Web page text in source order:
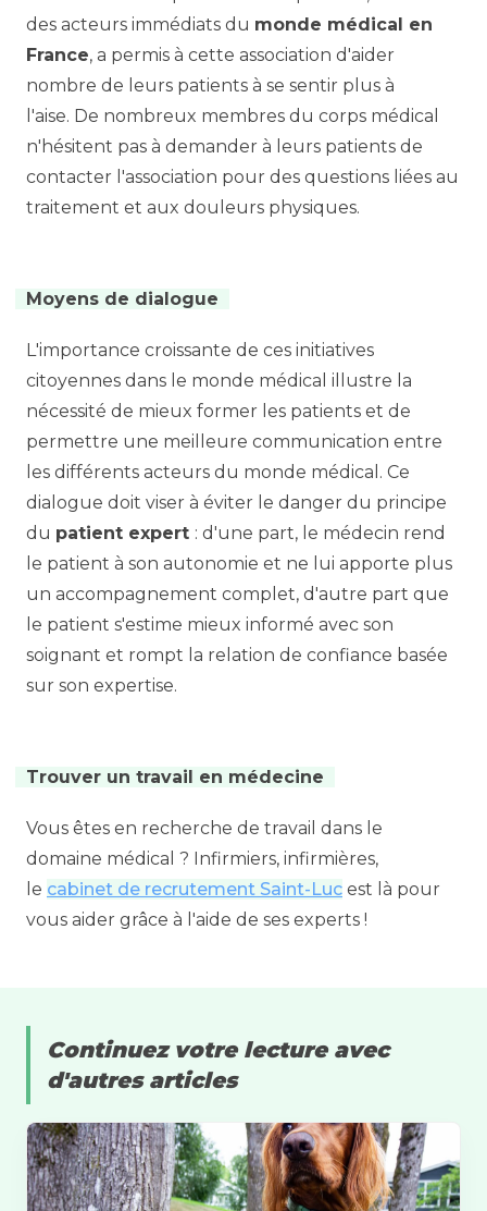
des acteurs immédiats du monde médical en
France, a permis à cette association d'aider
nombre de leurs patients à se sentir plus à
l'aise. De nombreux membres du corps médical
n'hésitent pas à demander à leurs patients de
contacter l'association pour des questions liées au
traitement et aux douleurs physiques.
Moyens de dialogue
L'importance croissante de ces initiatives
citoyennes dans le monde médical illustre la
nécessité de mieux former les patients et de
permettre une meilleure communication entre
les différents acteurs du monde médical. Ce
dialogue doit viser à éviter le danger du principe
du patient expert : d'une part, le médecin rend
le patient à son autonomie et ne lui apporte plus
un accompagnement complet, d'autre part que
le patient s'estime mieux informé avec son
soignant et rompt la relation de confiance basée
sur son expertise.
Trouver un travail en médecine
Vous êtes en recherche de travail dans le
domaine médical ? Infirmiers, infirmières,
le cabinet de recrutement Saint-Luc est là pour
vous aider grâce à l'aide de ses experts !
Continuez votre lecture avec
d'autres articles